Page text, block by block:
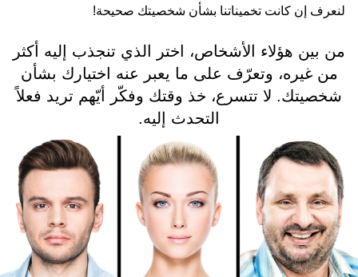
لنعرف إن كانت تخميناتنا بشأن شخصيتك صحيحة!
من بين هؤلاء الأشخاص، اختر الذي تنجذب إليه أكثر
من غيره، وتعرّف على ما يعبر عنه اختيارك بشأن
شخصيتك. لا تتسرع، خذ وقتك وفكّر أيّهم تريد فعلاً
التحدث إليه.